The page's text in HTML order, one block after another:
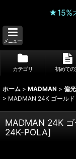
★15%
メニュー
カテゴリ 初めての
ホーム > MADMAN > 偏
> MADMAN 24K ゴール
MADMAN 24K
24K-POLA]